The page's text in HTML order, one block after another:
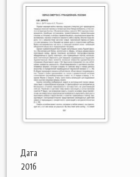
Дата
2016